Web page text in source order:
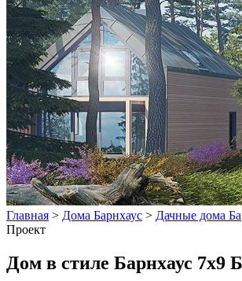
Главная > Дома Барнхаус > Дачные дома
Проект
Дом в стиле Барнхаус 7х9